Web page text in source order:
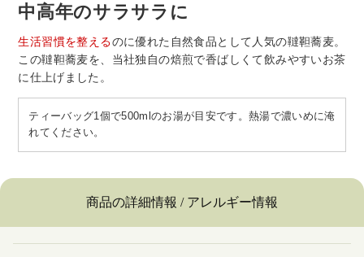
中高年のサラサラに
生活習慣を整えるのに優れた自然食品として人気の韃靼蕎麦。
この韃靼蕎麦を、当社独自の焙煎で香ばしくて飲みやすいお茶
に仕上げました。
ティーバッグ1個で500mlのお湯が目安です。熱湯で濃いめに淹
れてください。
商品の詳細情報 / アレルギー情報